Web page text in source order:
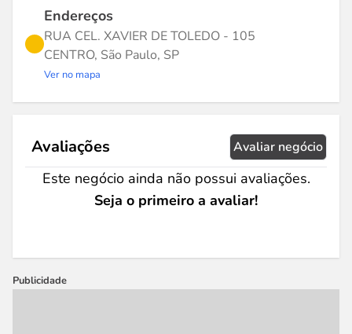
Endereços
RUA CEL. XAVIER DE TOLEDO - 105
CENTRO, São Paulo, SP
Ver no mapa
Avaliações Avaliar negócio
Este negócio ainda não possui avaliações.
Seja o primeiro a avaliar!
Publicidade